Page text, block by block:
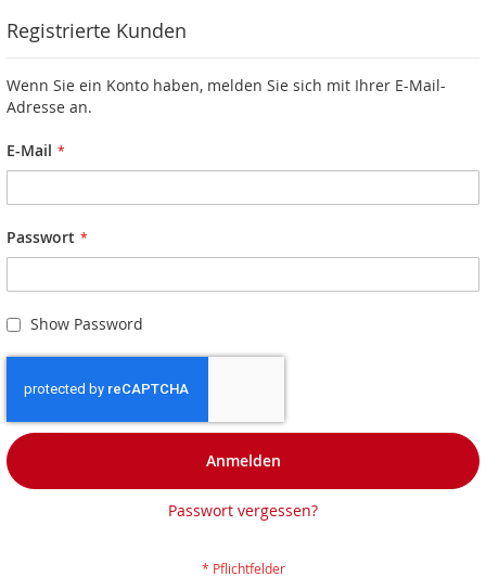
Registrierte Kunden
Wenn Sie ein Konto haben, melden Sie sich mit Ihrer E-Mail-
Adresse an.
E-Mail
Passwort
Show Password
Anmelden
Passwort vergessen?